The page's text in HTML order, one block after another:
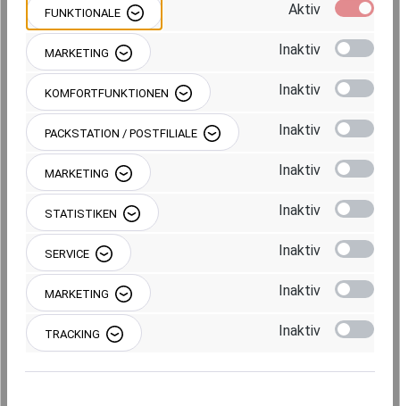
64,95 €
Preise inkl. MwSt. zzgl. Versandkosten
Sofort verfügbar, Lieferzeit: ca. 1-2
Werktage
Produkt Anzahl: Gib den gewünschten
Produktnummer:
FUNKTIONALE Aktiv
MARKETING Inaktiv
KOMFORTFUNKTIONEN Inaktiv
PACKSTATION / POSTFILIALE Inaktiv
MARKETING Inaktiv
STATISTIKEN Inaktiv
SERVICE Inaktiv
MARKETING Inaktiv
TRACKING Inaktiv